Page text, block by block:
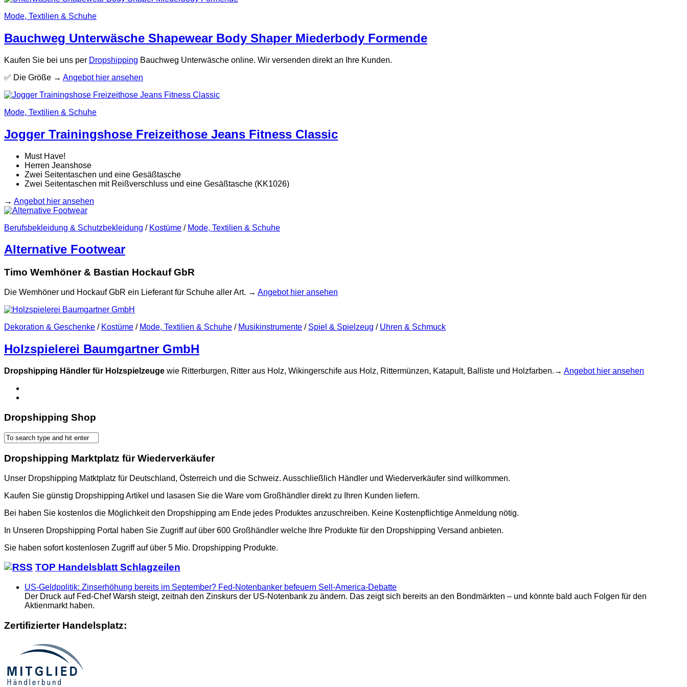
Mode, Textilien & Schuhe
Bauchweg Unterwäsche Shapewear Body Shaper Miederbody Formende
Kaufen Sie bei uns per Dropshipping Bauchweg Unterwäsche online. Wir versenden direkt an Ihre Kunden.
✅ Die Größe → Angebot hier ansehen
Mode, Textilien & Schuhe
Jogger Trainingshose Freizeithose Jeans Fitness Classic
Must Have!
Herren Jeanshose
Zwei Seitentaschen und eine Gesäßtasche
Zwei Seitentaschen mit Reißverschluss und eine Gesäßtasche (KK1026)
→ Angebot hier ansehen
Berufsbekleidung & Schutzbekleidung / Kostüme / Mode, Textilien & Schuhe
Alternative Footwear
Timo Wemhöner & Bastian Hockauf GbR
Die Wemhöner und Hockauf GbR ein Lieferant für Schuhe aller Art. → Angebot hier ansehen
Dekoration & Geschenke / Kostüme / Mode, Textilien & Schuhe / Musikinstrumente / Spiel & Spielzeug / Uhren & Schmuck
Holzspielerei Baumgartner GmbH
Dropshipping Händler für Holzspielzeuge wie Ritterburgen, Ritter aus Holz, Wikingerschife aus Holz, Rittermünzen, Katapult, Balliste und Holzfarben.→ Angebot hier ansehen
Dropshipping Shop
Dropshipping Marktplatz für Wiederverkäufer
Unser Dropshipping Matktplatz für Deutschland, Österreich und die Schweiz. Ausschließlich Händler und Wiederverkäufer sind willkommen.
Kaufen Sie günstig Dropshipping Artikel und lasasen Sie die Ware vom Großhändler direkt zu Ihren Kunden liefern.
Bei haben Sie kostenlos die Möglichkeit den Dropshipping am Ende jedes Produktes anzuschreiben. Keine Kostenpflichtige Anmeldung nötig.
In Unseren Dropshipping Portal haben Sie Zugriff auf über 600 Großhändler welche Ihre Produkte für den Dropshipping Versand anbieten.
Sie haben sofort kostenlosen Zugriff auf über 5 Mio. Dropshipping Produkte.
TOP Handelsblatt Schlagzeilen
US-Geldpolitik: Zinserhöhung bereits im September? Fed-Notenbanker befeuern Sell-America-Debatte
Der Druck auf Fed-Chef Warsh steigt, zeitnah den Zinskurs der US-Notenbank zu ändern. Das zeigt sich bereits an den Bondmärkten – und könnte bald auch Folgen für den
Aktienmarkt haben.
Zertifizierter Handelsplatz: